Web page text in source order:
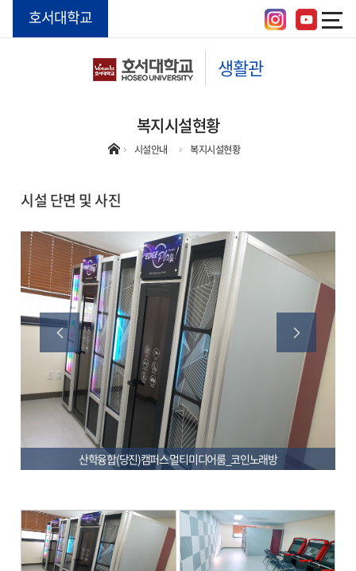
호서대학교
생활관
복지시설현황
시설안내 복지시설현황
시설 단면 및 사진
산학융합(당진)캠퍼스 멀티미디어룸_코인노래방